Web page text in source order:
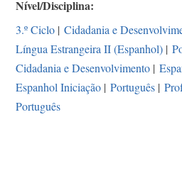
Nível/Disciplina
3.º Ciclo | Cidadania e
Língua Estrangeira II (Espanhol) |
Cidadania e Desenvolvimento |
Espanhol Iniciação | Português |
Português